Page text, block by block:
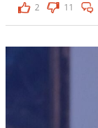
2
11